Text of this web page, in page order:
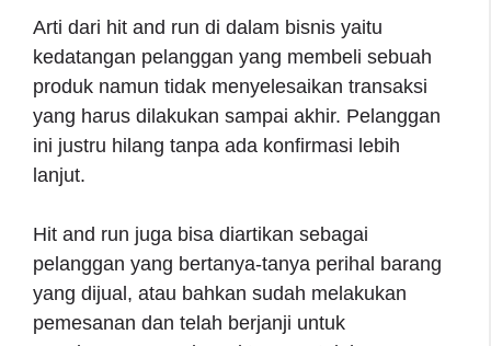
Arti dari hit and run di dalam bisnis yaitu
kedatangan pelanggan yang membeli sebuah
produk namun tidak menyelesaikan transaksi
yang harus dilakukan sampai akhir. Pelanggan
ini justru hilang tanpa ada konfirmasi lebih
lanjut.
Hit and run juga bisa diartikan sebagai
pelanggan yang bertanya-tanya perihal barang
yang dijual, atau bahkan sudah melakukan
pemesanan dan telah berjanji untuk